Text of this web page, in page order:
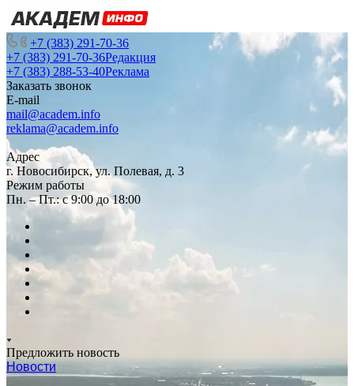
+7 (383) 291-70-36
+7 (383) 291-70-36Редакция
+7 (383) 288-53-40Реклама
Заказать звонок
E-mail
mail@academ.info
reklama@academ.info
Адрес
г. Новосибирск, ул. Полевая, д. 3
Режим работы
Пн. – Пт.: с 9:00 до 18:00
Предложить новость
Новости